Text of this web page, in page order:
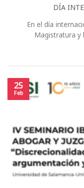
DÍA
En el día
Magistratura y
25
Feb